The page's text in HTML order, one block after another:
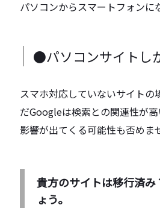
パソコンからスマートフォンに
●パソコンサイトし
スマホ対応していないサイト
だGoogleは検索との関連性が
影響が出てくる可能性も否めま
貴方のサイトは移行済
ょう。